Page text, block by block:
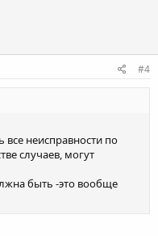
#4
все неисправности по
случаев, могут
быть -это вообще